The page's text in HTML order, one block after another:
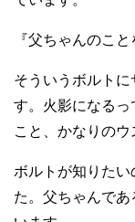
『父ちゃんのこ
そういうボルトに
す。火影になるっ
こと、かなりのウ
ボルトが知りた
た。父ちゃんで